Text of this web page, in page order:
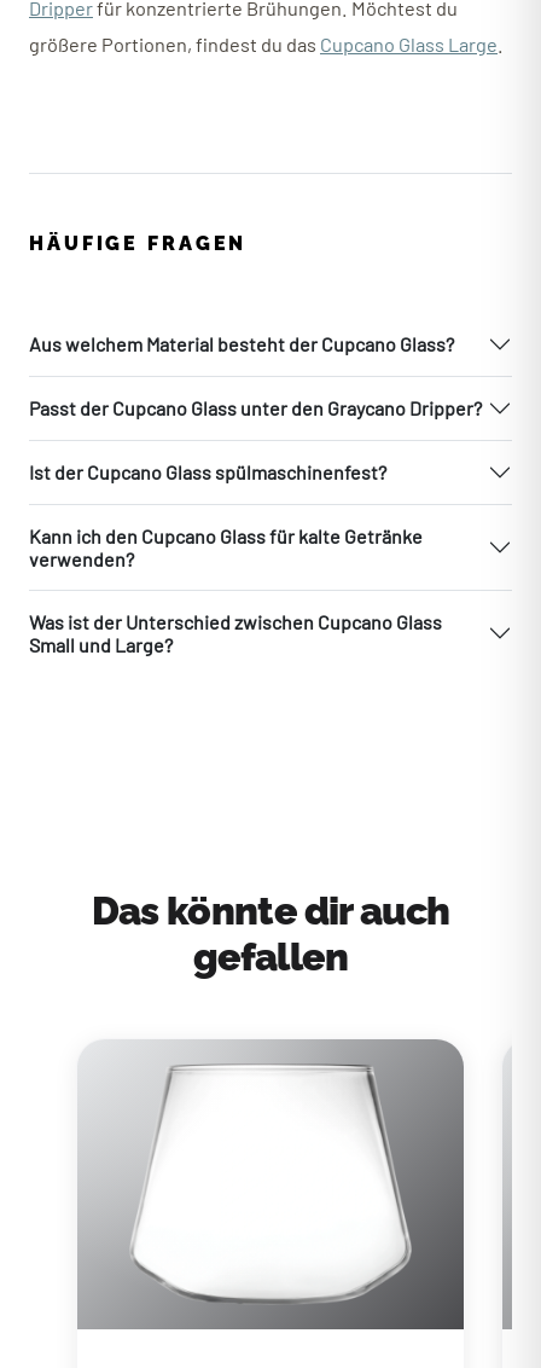
Dripperfür konzentrierte Brühungen. Möchtest du
größere Portionen, findest du das Cupcano Glass Large
HÄUFIGE FRAGEN
Aus welchem Material besteht der Cupcano Glass?
Passt der Cupcano Glass unter den Graycano Dripper?
Ist der Cupcano Glass spülmaschinenfest?
Kann ich den Cupcano Glass für kalte Getränke
verwenden?
Was ist der Unterschied zwischen Cupcano Glass
Small und Large?
Das könnte dir auch
gefallen